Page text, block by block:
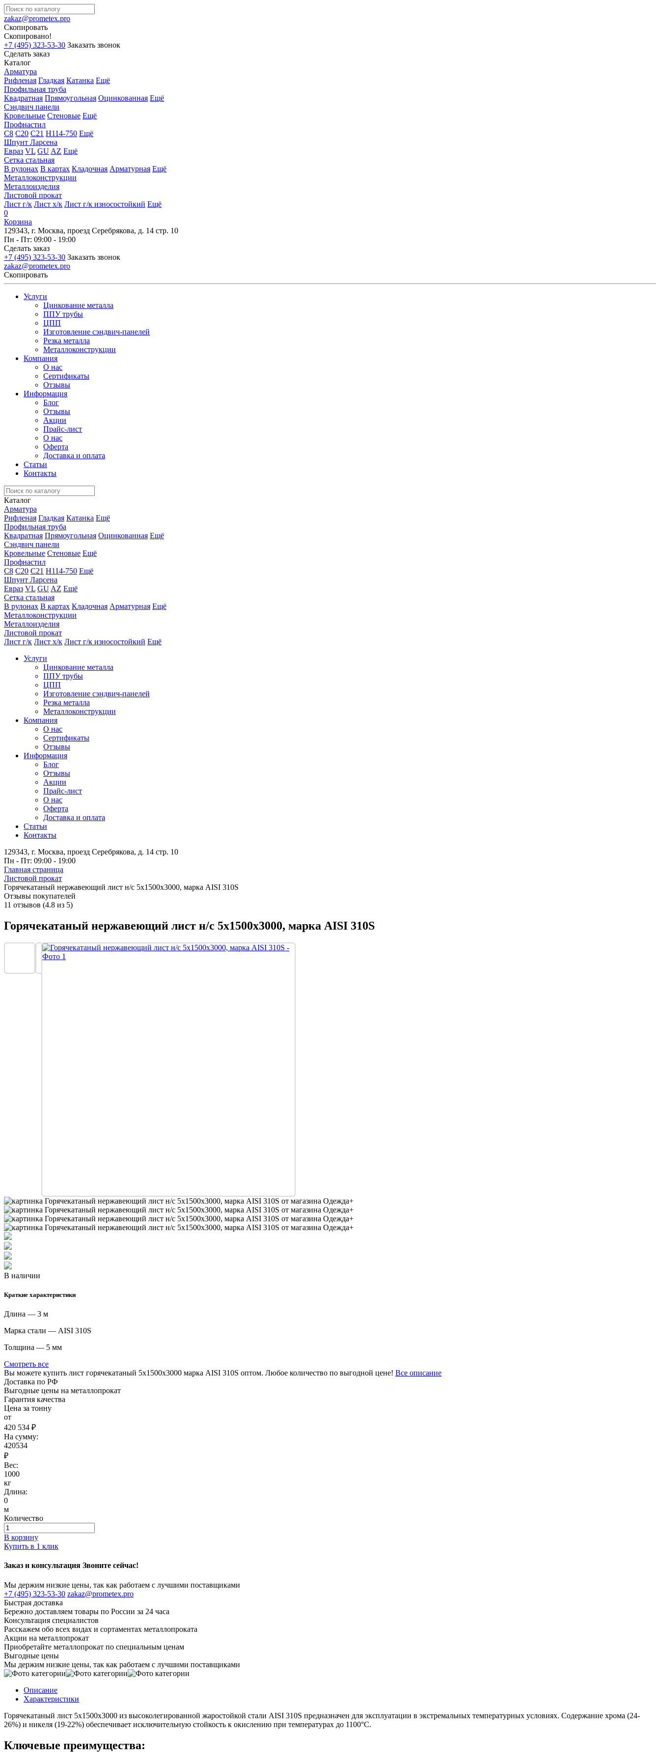
zakaz@prometex.pro
Скопировать
Скопировано!
+7 (495) 323-53-30 Заказать звонок
Сделать заказ
Каталог
Арматура
Рифленая Гладкая Катанка Ещё
Профильная труба
Квадратная Прямоугольная Оцинкованная Ещё
Сэндвич панели
Кровельные Стеновые Ещё
Профнастил
С8 С20 С21 Н114-750 Ещё
Шпунт Ларсена
Евраз VL GU AZ Ещё
Сетка стальная
В рулонах В картах Кладочная Арматурная Ещё
Металлоконструкции
Металлоизделия
Листовой прокат
Лист г/к Лист х/к Лист г/к износостойкий Ещё
0
Корзина
129343, г. Москва, проезд Серебрякова, д. 14 стр. 10
Пн - Пт: 09:00 - 19:00
Сделать заказ
+7 (495) 323-53-30 Заказать звонок
zakaz@prometex.pro
Скопировать
Услуги
Цинкование металла
ППУ трубы
ЦПП
Изготовление сэндвич-панелей
Резка металла
Металлоконструкции
Компания
О нас
Сертификаты
Отзывы
Информация
Блог
Отзывы
Акции
Прайс-лист
О нас
Оферта
Доставка и оплата
Статьи
Контакты
Каталог
Арматура
Рифленая Гладкая Катанка Ещё
Профильная труба
Квадратная Прямоугольная Оцинкованная Ещё
Сэндвич панели
Кровельные Стеновые Ещё
Профнастил
С8 С20 С21 Н114-750 Ещё
Шпунт Ларсена
Евраз VL GU AZ Ещё
Сетка стальная
В рулонах В картах Кладочная Арматурная Ещё
Металлоконструкции
Металлоизделия
Листовой прокат
Лист г/к Лист х/к Лист г/к износостойкий Ещё
Услуги
Цинкование металла
ППУ трубы
ЦПП
Изготовление сэндвич-панелей
Резка металла
Металлоконструкции
Компания
О нас
Сертификаты
Отзывы
Информация
Блог
Отзывы
Акции
Прайс-лист
О нас
Оферта
Доставка и оплата
Статьи
Контакты
129343, г. Москва, проезд Серебрякова, д. 14 стр. 10
Пн - Пт: 09:00 - 19:00
Главная страница
Листовой прокат
Горячекатаный нержавеющий лист н/с 5х1500х3000, марка AISI 310S
Отзывы покупателей
11 отзывов (4.8 из 5)
Горячекатаный нержавеющий лист н/с 5х1500х3000, марка AISI 310S
В наличии
Краткие характеристики
Длина — 3 м
Марка стали — AISI 310S
Толщина — 5 мм
Смотреть все
Вы можете купить лист горячекатаный 5х1500х3000 марка AISI 310S оптом. Любое количество по выгодной цене! Все описание
Доставка по РФ
Выгодные цены на металлопрокат
Гарантия качества
Цена за тонну
от
420 534 ₽
На сумму:
420534
₽
Вес:
1000
кг
Длина:
0
м
Количество
В корзину
Купить в 1 клик
Заказ и консультация Звоните сейчас!
Мы держим низкие цены, так как работаем с лучшими поставщиками
+7 (495) 323-53-30 zakaz@prometex.pro
Быстрая доставка
Бережно доставляем товары по России за 24 часа
Консультация специалистов
Расскажем обо всех видах и сортаментах металлопроката
Акции на металлопрокат
Приобретайте металлопрокат по специальным ценам
Выгодные цены
Мы держим низкие цены, так как работаем с лучшими поставщиками
Описание
Характеристики
Горячекатаный лист 5х1500х3000 из высоколегированной жаростойкой стали AISI 310S предназначен для эксплуатации в экстремальных температурных условиях. Содержание хрома (24-
26%) и никеля (19-22%) обеспечивает исключительную стойкость к окислению при температурах до 1100°C.
Ключевые преимущества: